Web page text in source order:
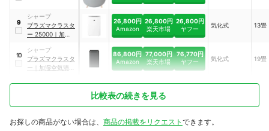
9
シャープ
プラズマクラスタ
ー 25000 ｜ 加湿空
SS50
26,800円
Amazon
26,800円
楽天市場
26,800円
ヤフー
気化式 13畳
10
シャープ
プラズマクラスタ
ー
加湿空気清浄
86,800円
Amazon
77,000円
楽天市場
76,770円
ヤフー
気化式 19畳
比較表の続きを見る
お探しの商品がない場合は、 商品の掲載をリクエスト できます。